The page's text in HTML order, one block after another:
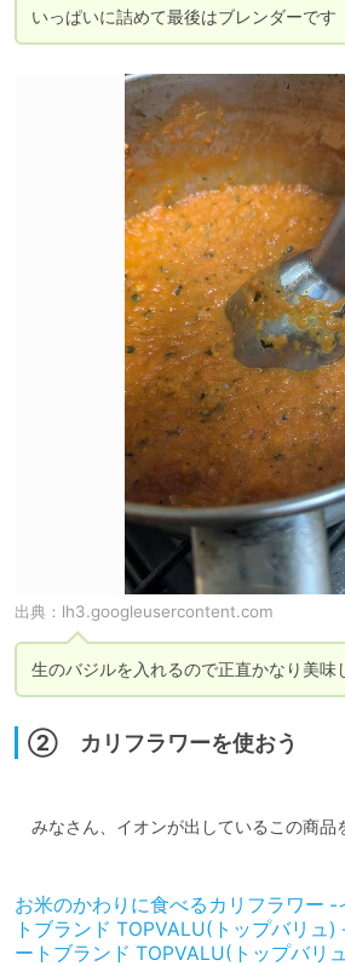
いっぱいに詰めて最後はブレンダーです
出典： lh3.googleusercontent.com
生のバジルを入れるので正直かなり美味
② カリフラワーを使おう
みなさん、イオンが出しているこの商品
お米のかわりに食べるカリフラワー -
トブランド TOPVALU(トップバリュ
ートブランド TOPVALU(トップバリ